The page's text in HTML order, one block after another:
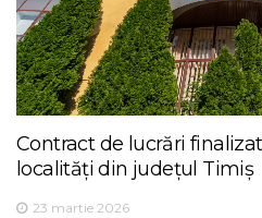
Contract de lucrări
localități din județul Timiș
23 martie 2026